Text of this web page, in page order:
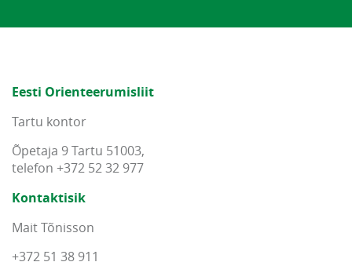
Eesti Orienteerumisliit
Tartu kontor
Õpetaja 9 Tartu 51003,
telefon +372 52 32 977
Kontaktisik
Mait Tõnisson
+372 51 38 911